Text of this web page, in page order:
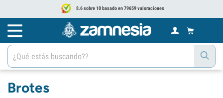
8.6 sobre 10 basado en 79659 valoraciones
Brotes